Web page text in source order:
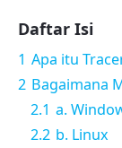
Daftar Isi
1 Apa itu
2 Bagaimana
2.1 a.
2.2 b. Linux